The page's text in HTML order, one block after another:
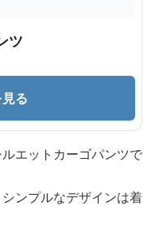
ツ
る
エットカーゴパンツで
ンプルなデザインは着